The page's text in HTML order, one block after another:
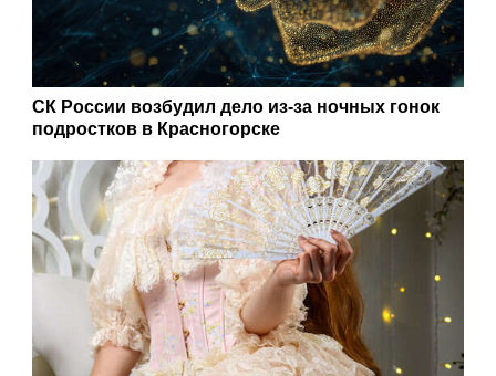
СК России возбудил дело из-за ночных гонок
подростков в Красногорске